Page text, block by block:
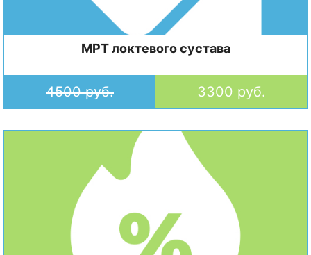
МРТ локтевого сустава
4500 руб. 3300 руб.